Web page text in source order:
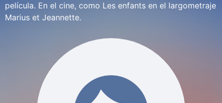
película. En el cine, como Les enfants en el largometraje
Marius et Jeannette.